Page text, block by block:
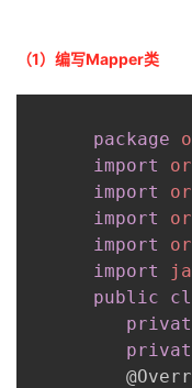
（1）编写Mapper类
package
import
import
import
import
import
public